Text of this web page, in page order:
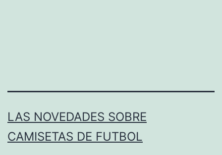
LAS NOVEDADES SOBRE
CAMISETAS DE FUTBOL